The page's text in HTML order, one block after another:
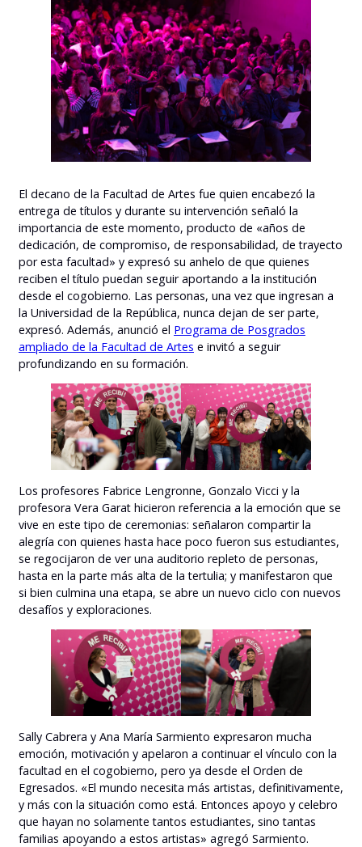
El decano de la Facultad de Artes fue quien encabezó la
entrega de títulos y durante su intervención señaló la
importancia de este momento, producto de «años de
dedicación, de compromiso, de responsabilidad, de trayecto
por esta facultad» y expresó su anhelo de que quienes
reciben el título puedan seguir aportando a la institución
desde el cogobierno. Las personas, una vez que ingresan a
la Universidad de la República, nunca dejan de ser parte,
expresó. Además, anunció el Programa de Posgrados
ampliado de la Facultad de Artes e invitó a seguir
profundizando en su formación.
Los profesores Fabrice Lengronne, Gonzalo Vicci y la
profesora Vera Garat hicieron referencia a la emoción que se
vive en este tipo de ceremonias: señalaron compartir la
alegría con quienes hasta hace poco fueron sus estudiantes,
se regocijaron de ver una auditorio repleto de personas,
hasta en la parte más alta de la tertulia; y manifestaron que
si bien culmina una etapa, se abre un nuevo ciclo con nuevos
desafíos y exploraciones.
Sally Cabrera y Ana María Sarmiento expresaron mucha
emoción, motivación y apelaron a continuar el vínculo con la
facultad en el cogobierno, pero ya desde el Orden de
Egresados. «El mundo necesita más artistas, definitivamente,
y más con la situación como está. Entonces apoyo y celebro
que hayan no solamente tantos estudiantes, sino tantas
familias apoyando a estos artistas» agregó Sarmiento.